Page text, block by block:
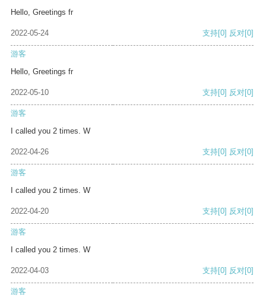
Hello, Greetings fr
2022-05-24 支持[0] 反对[0]
游客
Hello, Greetings fr
2022-05-10 支持[0] 反对[0]
游客
I called you 2 times. W
2022-04-26 支持[0] 反对[0]
游客
I called you 2 times. W
2022-04-20 支持[0] 反对[0]
游客
I called you 2 times. W
2022-04-03 支持[0] 反对[0]
游客